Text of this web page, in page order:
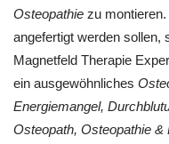
Osteopathie zu
angefertigt werden sollen,
Magnetfeld Therapie
ein ausgewöhnliches
Energiemangel,
Osteopath, Osteopathie &